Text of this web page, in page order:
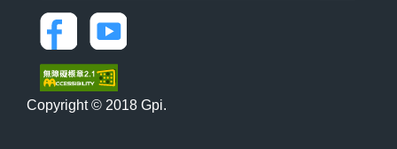
Copyright © 2018 Gpi.